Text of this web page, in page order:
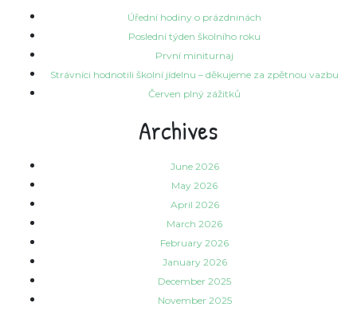
Úřední hodiny o prázdninách
Poslední týden školního roku
První miniturnaj
Strávníci hodnotili školní jídelnu – děkujeme za zpětnou vazbu
Červen plný zážitků
Archives
June 2026
May 2026
April 2026
March 2026
February 2026
January 2026
December 2025
November 2025